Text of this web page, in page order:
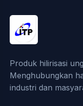
Produk hilirisasi
Menghubungkan
industri dan